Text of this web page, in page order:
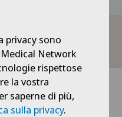
privacy sono
Network
rispettose
la vostra
saperne di più,
sulla privacy.